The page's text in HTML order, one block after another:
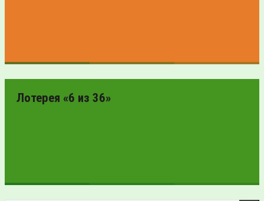
ПРОВЕРИТЬ
БИЛЕТ
Лотерея «6 из 36»